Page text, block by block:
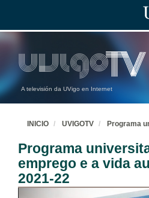
A televisión da UVigo en Internet
INICIO UVIGOTV Programa
Programa
emprego e a vida
2021-22